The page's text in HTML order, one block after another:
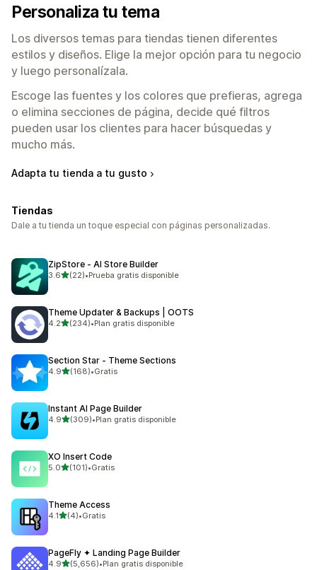
Personaliza tu tema
Los diversos temas para tiendas tienen diferentes
estilos y diseños. Elige la mejor opción para tu negocio
y luego personalízala.
Escoge las fuentes y los colores que prefieras, agrega
o elimina secciones de página, decide qué filtros
pueden usar los clientes para hacer búsquedas y
mucho más.
Adapta tu tienda a tu gusto
Tiendas
Dale a tu tienda un toque especial con páginas personalizadas.
ZipStore ‑ AI Store Builder
3.6de 5 estrellas
(22)
22 reseñas en total
•Prueba gratis disponible
Theme Updater & Backups | OOTS
4.2de 5 estrellas
(234)
234 reseñas en total
•Plan gratis disponible
Section Star ‑ Theme Sections
4.9de 5 estrellas
(168)
168 reseñas en total
•Gratis
Instant AI Page Builder
4.9de 5 estrellas
(309)
309 reseñas en total
•Plan gratis disponible
XO Insert Code
5.0de 5 estrellas
(101)
101 reseñas en total
•Gratis
Theme Access
4.1de 5 estrellas
(4)
4 reseñas en total
•Gratis
PageFly ✦ Landing Page Builder
4.9de 5 estrellas
(5,656)•Plan gratis disponible